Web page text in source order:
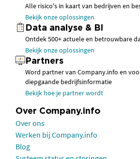
Alle risico's in kaart van bedrijven en
Bekijk onze oplossingen
Data analyse & BI
Ontdek 500+ actuele en betrouwbare
Bekijk onze oplossingen
Partners
Word partner van Company.info en
diepgaande bedrijfsinformatie
Bekijk hoe je partner wordt
Over Company.info
Over ons
Werken bij Company.info
Blog